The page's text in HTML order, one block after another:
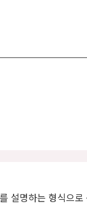
설명하는 형식으